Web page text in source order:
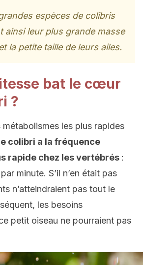
espèces de colibris
ainsi leur plus grande masse
la petite taille de leurs ailes.
bat le cœur
?
métabolismes les plus rapides
colibri a la fréquence
rapide chez les vertébrés :
minute. S’il n’en était pas
n’atteindraient pas tout le
les besoins
petit oiseau ne pourraient pas